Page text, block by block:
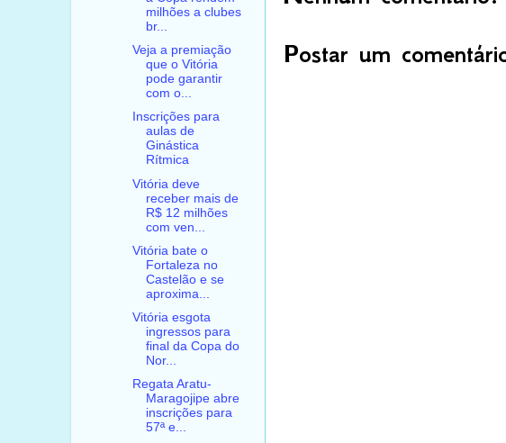
Postar um
milhões a clubes
br...
Veja a premiação
que o Vitória
pode garantir
com o...
Inscrições para
aulas de
Ginástica
Rítmica
Vitória deve
receber mais de
R$ 12 milhões
com ven...
Vitória bate o
Fortaleza no
Castelão e se
aproxima...
Vitória esgota
ingressos para
final da Copa do
Nor...
Regata Aratu-
Maragojipe abre
inscrições para
57ª e...